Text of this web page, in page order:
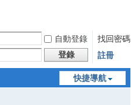
自動登錄
找回密碼
登錄 註冊
快捷導航